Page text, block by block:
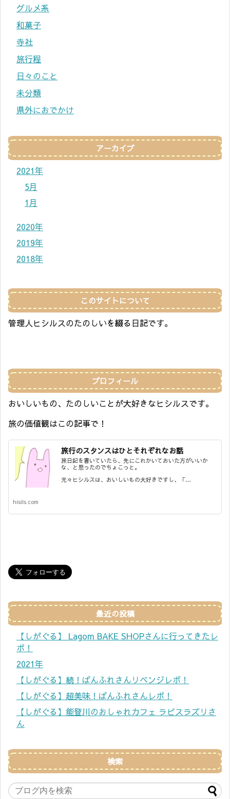
グルメ系
和菓子
寺社
旅行程
日々のこと
未分類
県外におでかけ
アーカイブ
2021年
5月
1月
2020年
2019年
2018年
このサイトについて
管理人ヒシルスのたのしいを綴る日記です。
プロフィール
おいしいもの、たのしいことが大好きなヒシルスです。
旅の価値観はこの記事で！
旅行のスタンスはひとそれぞれなお話
旅日記を書いていたら、先にこれかいておいた方がいいか
な、と思ったのでちょこっと。
元々ヒシルスは、おいしいもの大好きですし、「…
hisils.com
最近の投稿
【しがぐる】 Lagom BAKE SHOPさんに行ってきたレ
ポ！
2021年
【しがぐる】続！ぱんふれさんリベンジレポ！
【しがぐる】超美味！ぱんふれさんレポ！
【しがぐる】能登川のおしゃれカフェ ラピスラズリさ
ん
検索